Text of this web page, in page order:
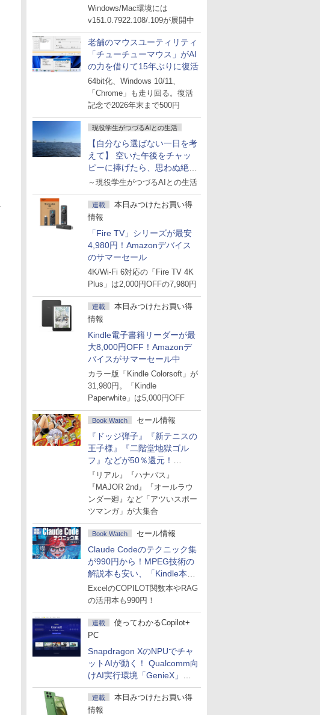
対処
Windows/Mac環境には
v151.0.7922.108/.109が展開中
老舗のマウスユーティリティ
「チューチューマウス」がAI
の力を借りて15年ぶりに復活
64bit化、Windows 10/11、
「Chrome」も走り回る。復活
記念で2026年末まで500円
現役学生がつづるAIとの生活
【自分なら選ばない一日を考
えて】 空いた午後をチャッ
ピーに捧げたら、思わぬ絶景
に出会った話
～現役学生がつづるAIとの生活
連載
本日みつけたお買い得
情報
「Fire TV」シリーズが最安
4,980円！Amazonデバイス
のサマーセール
4K/Wi-Fi 6対応の「Fire TV 4K
Plus」は2,000円OFFの7,980円
連載
本日みつけたお買い得
情報
Kindle電子書籍リーダーが最
大8,000円OFF！Amazonデ
バイスがサマーセール中
カラー版「Kindle Colorsoft」が
31,980円。「Kindle
Paperwhite」は5,000円OFF
Book Watch セール情報
『ドッジ弾子』『新テニスの
王子様』『二階堂地獄ゴル
フ』などが50％還元！
Amazonマンガ週末セール
『リアル』『ハナバス』
『MAJOR 2nd』『オールラウ
ンダー廻』など「アツいスポー
ツマンガ」が大集合
Book Watch セール情報
Claude Codeのテクニック集
が990円から！MPEG技術の
解説本も安い、「Kindle本サ
マーセール」第2弾開始！
ExcelのCOPILOT関数本やRAG
の活用本も990円！
連載
使ってわかるCopilot+
PC
Snapdragon XのNPUでチャ
ットAIが動く！ Qualcomm向
けAI実行環境「GenieX」を
試してみた
連載
本日みつけたお買い得
情報